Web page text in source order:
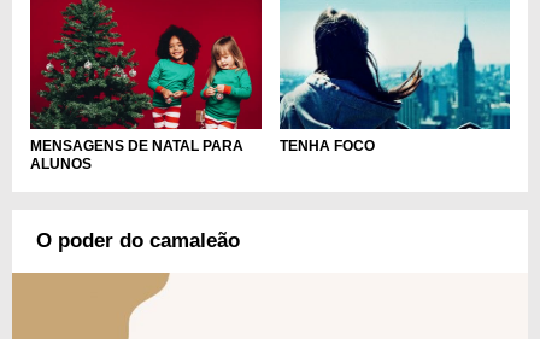
MENSAGENS DE NATAL PARA
ALUNOS
TENHA FOCO
O poder do camaleão